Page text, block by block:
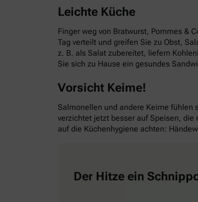
Leichte Küche
Finger weg von Bratwurst, Pommes &
Tag verteilt und greifen Sie zu Obst,
z. B. als Salat zubereitet, liefern
Sie sich zu Hause ein gesundes
Vorsicht Keime!
Salmonellen und andere Keime fühlen
verzichtet jetzt besser auf Speisen,
auf die Küchenhygiene achten:
Der Hitze ein